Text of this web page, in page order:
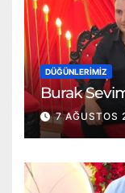
DÜĞÜNLERIMIZ
Burak
7 AĞUSTOS